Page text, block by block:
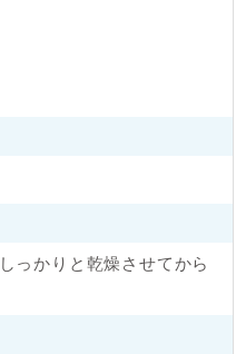
っかりと乾燥させてから